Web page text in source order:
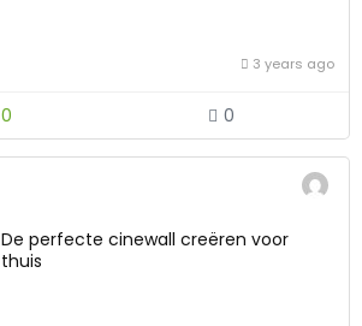
3 years ago
0 0
De perfecte cinewall creëren voor
thuis